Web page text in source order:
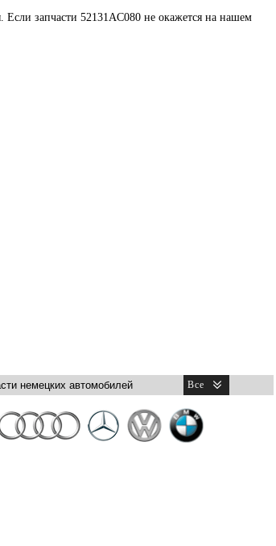
запчасти 52131AC080 не окажется на нашем